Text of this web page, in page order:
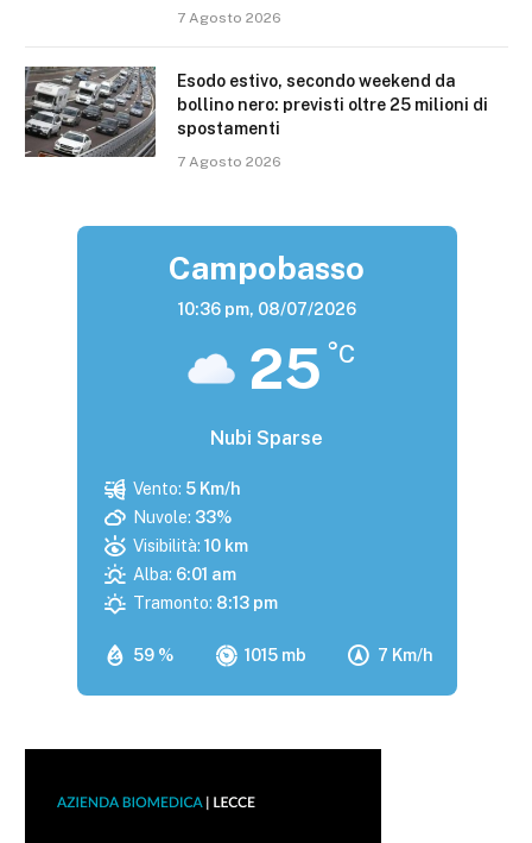
7 Agosto 2026
Esodo estivo, secondo weekend da
bollino nero: previsti oltre 25 milioni di
spostamenti
7 Agosto 2026
Campobasso
10:36 pm, 08/07/2026
25 °C
Nubi Sparse
59 % 1015 mb 7 Km/h
Vento: 5 Km/h
Nuvole: 33%
Visibilità: 10 km
Alba: 6:01 am
Tramonto: 8:13 pm